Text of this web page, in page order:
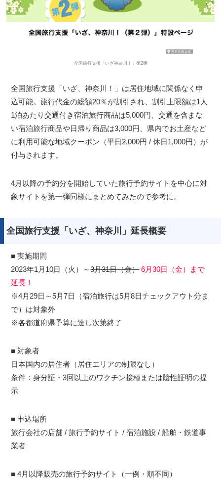
全国旅行支援「いざ神奈川！」第2弾
全国旅行支援「いざ、神奈川！」は居住地域に関係なく申
込可能。旅行代金の総額20％が割引され、割引上限額は1人
1泊あたり交通付き宿泊旅行商品は5,000円、交通を含まな
い宿泊旅行商品や日帰り商品は3,000円、県内でお土産など
に利用可能な地域クーポン（平日2,000円 / 休日1,000円）が
付与されます。
4月以降の予約分を開始していた旅行予約サイトを中心に対
象サイトを第一弾同様にまとめてみたので参考に。
全国旅行支援「いざ、神奈川」延長概要
■ 実施期間
2023年1月10日（火）～3月31日（金） 6月30日（金）まで
延長！
※4月29日～5月7日（宿泊旅行は5月8日チェックアウト分ま
で）は対象外
※各都道府県予算に達し次第終了
■ 対象者
日本国内の居住者（居住エリアの制限なし）
条件：身分証・3回以上のワクチン接種または陰性証明の提
示
■ 申込場所
旅行会社の店舗 / 旅行予約サイト / 宿泊施設 / 船舶・鉄道事
業者
■ 4月以降販売の旅行予約サイト（一例・順不同）